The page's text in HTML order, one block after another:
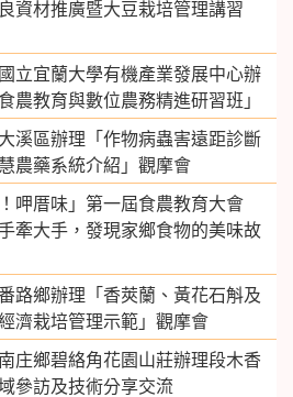
資材推廣暨大豆栽培管理講習
立宜蘭大學有機產業發展中心辦
農教育與數位農務精進研習班」
溪區辦理「作物病蟲害遠距診斷
農藥系統介紹」觀摩會
！呷厝味」第一屆食農教育大會
牽大手，發現家鄉食物的美味故
路鄉辦理「香莢蘭、黃花石斛及
濟栽培管理示範」觀摩會
庄鄉碧絡角花園山莊辦理段木香
參訪及技術分享交流